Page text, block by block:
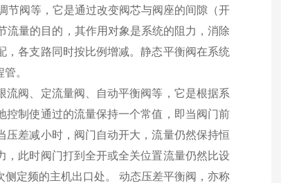
节阀等，它是通过改变阀芯与阀座的间隙（开
流量的目的，其作用对象是系统的阻力，消除
，各支路同时按比例增减。静态平衡阀在系统
。
阀、定流量阀、自动平衡阀等，它是根据系
制使通过的流量保持一个常值，即当阀门前
差减小时，阀门自动开大，流量仍然保持恒
此时阀门打到全开或全关位置流量仍然比设
定频的主机出口处。 动态压差平衡阀，亦称